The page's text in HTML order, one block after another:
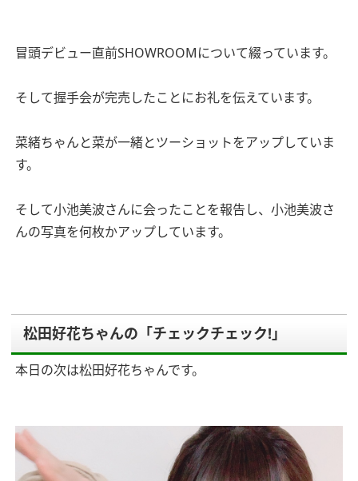
冒頭デビュー直前SHOWROOMについて綴っています。
そして握手会が完売したことにお礼を伝えています。
菜緒ちゃんと菜が一緒とツーショットをアップしていま
す。
そして小池美波さんに会ったことを報告し、小池美波さ
んの写真を何枚かアップしています。
松田好花ちゃんの「チェックチェック!」
本日の次は松田好花ちゃんです。